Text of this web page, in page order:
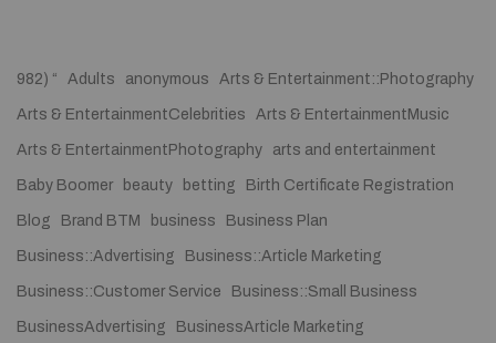
982) “ Adults anonymous Arts & Entertainment::Photography
Arts & EntertainmentCelebrities Arts & EntertainmentMusic
Arts & EntertainmentPhotography arts and entertainment
Baby Boomer beauty betting Birth Certificate Registration
Blog Brand BTM business Business Plan
Business::Advertising Business::Article Marketing
Business::Customer Service Business::Small Business
BusinessAdvertising BusinessArticle Marketing